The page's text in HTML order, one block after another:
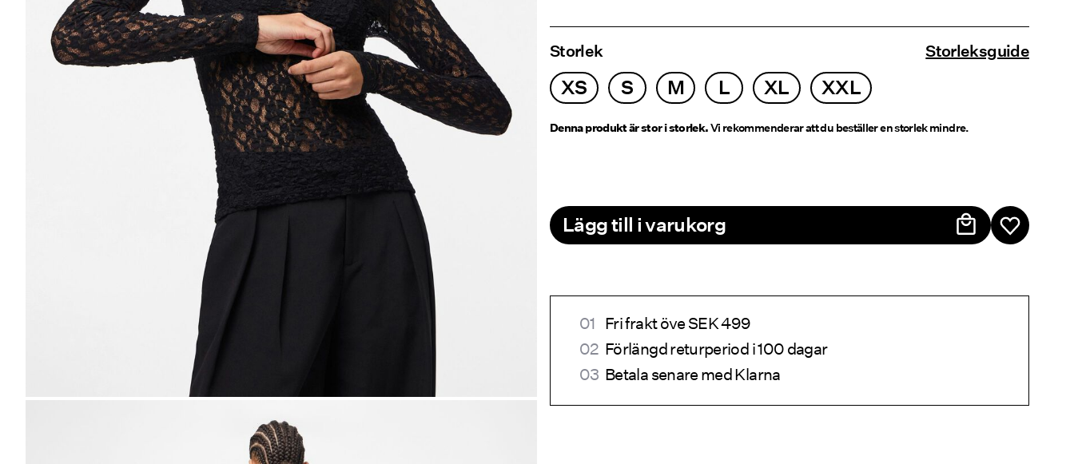
Storlek Storleksguide
XS S M L XL XXL
Denna produkt är stor i storlek.Vi rekommenderar att du beställer en storlek mindre.
Lägg till i varukorg
Fri frakt öve SEK 499
Förlängd returperiod i 100 dagar
Betala senare med Klarna